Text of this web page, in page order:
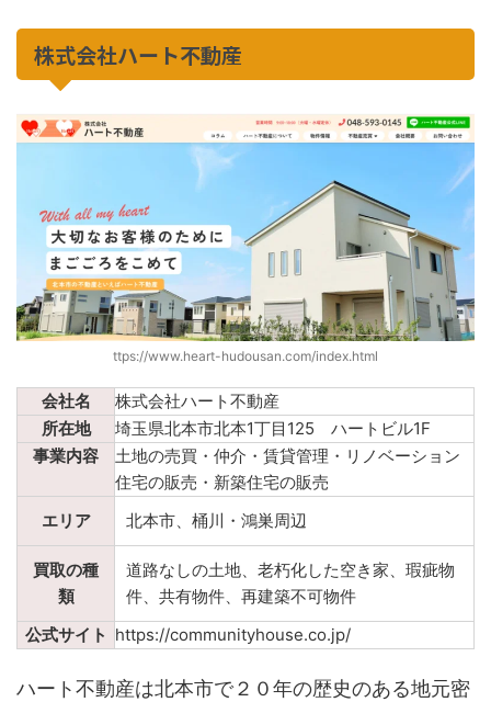
株式会社ハート不動産
ttps://www.heart-hudousan.com/index.html
会社名
株式会社ハート不動産
所在地
埼玉県北本市北本1丁目125 ハートビル1F
事業内容
土地の売買・仲介・賃貸管理・リノベーション
住宅の販売・新築住宅の販売
エリア
北本市、桶川・鴻巣周辺
買取の種
類
道路なしの土地、老朽化した空き家、瑕疵物
件、共有物件、再建築不可物件
公式サイト https://communityhouse.co.jp/
ハート不動産は北本市で２０年の歴史のある地元密